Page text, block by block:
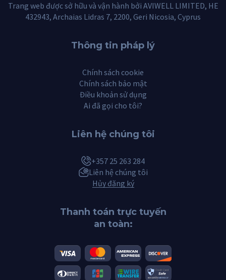
Trang web được sở hữu và vận hành bởi AVIWELL LIMITED, HE
432943, Archaias Lidras 7, 2200, Geri Nicosia, Cyprus
Thông tin pháp lý
Chính sách cookie
Chính sách bảo mật
Điều khoản sử dụng
Ai đã gọi cho tôi?
Liên hệ chúng tôi
+357 25 263 284
Liên hệ chúng tôi
Hủy đăng ký
Thanh toán trực tuyến
an toàn: